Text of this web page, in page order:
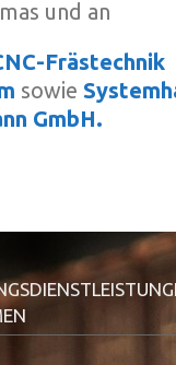
und an
Frästechnik
sowie
GmbH.